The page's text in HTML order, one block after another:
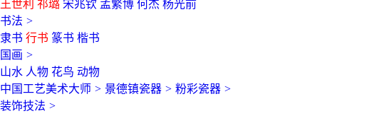
王世利 祁璐 宋兆钦 孟繁博 何杰 杨光前
书法 >
隶书 行书 篆书 楷书
国画 >
山水 人物 花鸟 动物
中国工艺美术大师 > 景德镇瓷器 > 粉彩瓷器 >
装饰技法 >